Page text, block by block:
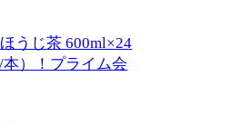
うじ茶 600ml×24
）！プライム会